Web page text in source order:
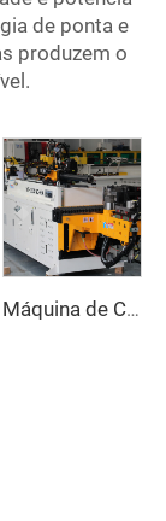
de ponta e
produzem o
Máquina de Curvatura de Tubos CNC Automática com Braços Duplos Sistema de Conformação Bidirecional Simultânea para Canos de Escapamento e Corrimãos